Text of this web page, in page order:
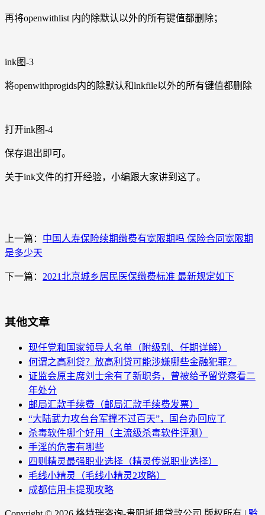
再将openwithlist 内的除默认以外的所有键值都删除；
ink图-3
将openwithprogids内的除默认和lnkfile以外的所有键值都删除
打开ink图-4
保存退出即可。
关于ink文件的打开经验，小编跟大家讲到这了。
上一篇： 中国人寿保险续期缴费有宽限期吗 保险合同宽限期
是多少天
下一篇： 2021北京城乡居民医保缴费标准 最新规定如下
其他文章
现任党和国家领导人名单（附级别、任期详解）
何谓之高利贷？放高利贷可能涉嫌哪些金融犯罪？
证监会原主席刘士余有了新职务，曾被给予留党察看二
年处分
邮局汇款手续费（邮局汇款手续费发票）
“大陆武力攻台台军撑不过百天”，国台办回应了
杀毒软件哪个好用（主流级杀毒软件评测）
手淫的危害有哪些
四则精灵最强职业选择（精灵传说职业选择）
毛线小精灵（毛线小精灵2攻略）
成都信用卡提现攻略